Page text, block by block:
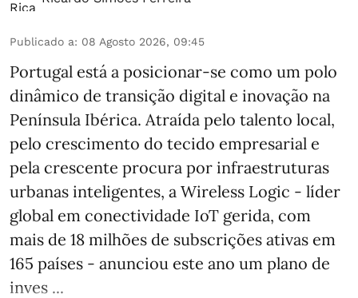
Publicado a: 08 Agosto 2026, 09:45
Portugal está a posicionar-se como um polo
dinâmico de transição digital e inovação na
Península Ibérica. Atraída pelo talento local,
pelo crescimento do tecido empresarial e
pela crescente procura por infraestruturas
urbanas inteligentes, a Wireless Logic - líder
global em conectividade IoT gerida, com
mais de 18 milhões de subscrições ativas em
165 países - anunciou este ano um plano de
inves ...